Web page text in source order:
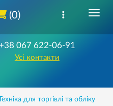
067 622-06-91
Усі контакти
(0)
для торгівлі та обліку